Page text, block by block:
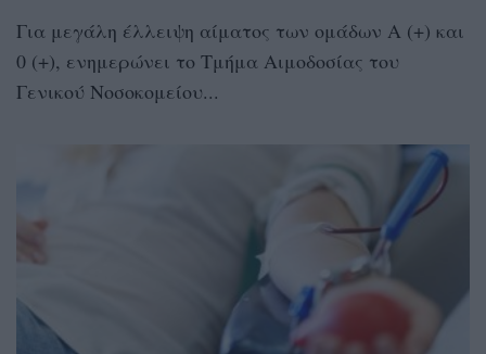
Για μεγάλη έλλειψη αίματος των ομάδων Α (+) και
0 (+), ενημερώνει το Τμήμα Αιμοδοσίας του
Γενικού Νοσοκομείου...